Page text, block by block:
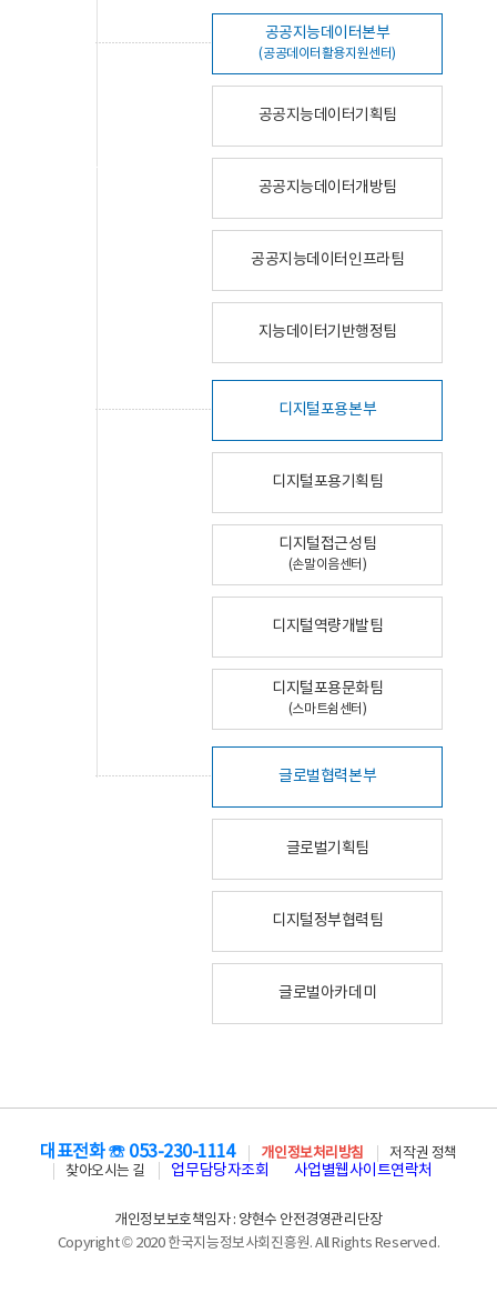
공공지능데이터본부
(공공데이터활용지원센터)
공공지능데이터기획팀
공공지능데이터개방팀
공공지능데이터인프라팀
지능데이터기반행정팀
디지털포용본부
디지털포용기획팀
디지털접근성팀
(손말이음센터)
디지털역량개발팀
디지털포용문화팀
(스마트쉼센터)
글로벌협력본부
글로벌기획팀
디지털정부협력팀
글로벌아카데미
대표전화 ☏ 053-230-1114 개인정보처리방침
저작권 정책
찾아오시는 길
업무담당자조회 사업별웹사이트연락처
개인정보보호책임자 : 양현수 안전경영관리단장
Copyright © 2020 한국지능정보사회진흥원. All Rights Reserved.